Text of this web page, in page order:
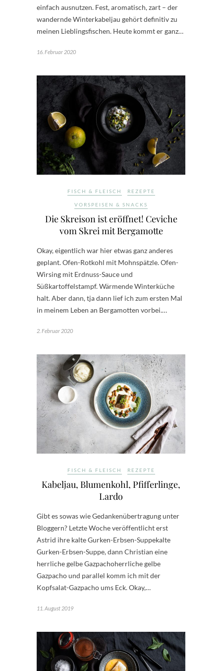
einfach ausnutzen. Fest, aromatisch, zart – der
wandernde Winterkabeljau gehört definitiv zu
meinen Lieblingsfischen. Heute kommt er ganz…
16. Februar 2020
FISCH & FLEISCH REZEPTE
VORSPEISEN & SNACKS
Die Skreison ist eröffnet! Ceviche
vom Skrei mit Bergamotte
Okay, eigentlich war hier etwas ganz anderes
geplant. Ofen-Rotkohl mit Mohnspätzle. Ofen-
Wirsing mit Erdnuss-Sauce und
Süßkartoffelstampf. Wärmende Winterküche
halt. Aber dann, tja dann lief ich zum ersten Mal
in meinem Leben an Bergamotten vorbei.…
2. Februar 2020
FISCH & FLEISCH REZEPTE
Kabeljau, Blumenkohl, Pfifferlinge,
Lardo
Gibt es sowas wie Gedankenübertragung unter
Bloggern? Letzte Woche veröffentlicht erst
Astrid ihre kalte Gurken-Erbsen-Suppekalte
Gurken-Erbsen-Suppe, dann Christian eine
herrliche gelbe Gazpachoherrliche gelbe
Gazpacho und parallel komm ich mit der
Kopfsalat-Gazpacho ums Eck. Okay,…
11. August 2019